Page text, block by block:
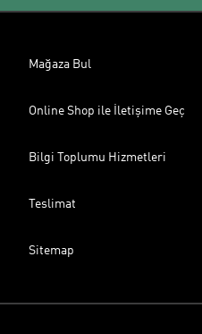
Mağaza Bul
Online Shop ile İletişime Geç
Bilgi Toplumu Hizmetleri
Teslimat
Sitemap